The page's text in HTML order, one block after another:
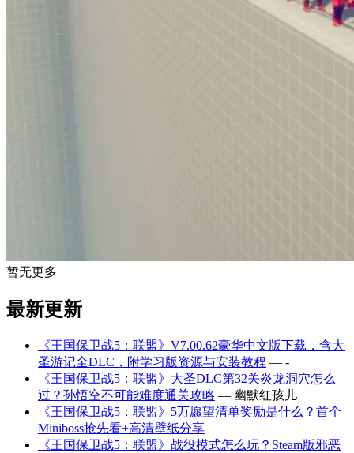
暂无更多
最新更新
《王国保卫战5：联盟》V7.00.62豪华中文版下载，含大
圣游记全DLC，附学习版资源与安装教程 — -
《王国保卫战5：联盟》大圣DLC第32关炎龙洞穴怎么
过？孙悟空不可能难度通关攻略 — 幽默红孩儿
《王国保卫战5：联盟》5万愿望清单奖励是什么？首个
Miniboss抢先看+高清壁纸分享
《王国保卫战5：联盟》战役模式怎么玩？Steam版邪恶